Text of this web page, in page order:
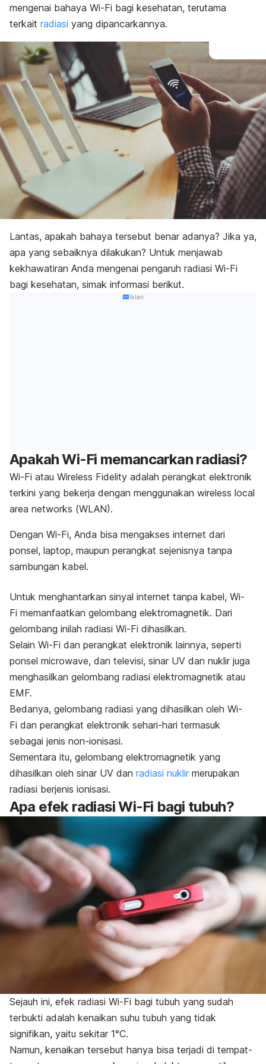
mengenai bahaya Wi-Fi bagi kesehatan, terutama
terkait radiasi yang dipancarkannya.
Lantas, apakah bahaya tersebut benar adanya? Jika ya,
apa yang sebaiknya dilakukan? Untuk menjawab
kekhawatiran Anda mengenai pengaruh radiasi Wi-Fi
bagi kesehatan, simak informasi berikut.
Iklan
Apakah Wi-Fi memancarkan radiasi?
Wi-Fi atau Wireless Fidelity adalah perangkat elektronik
terkini yang bekerja dengan menggunakan wireless local
area networks (WLAN).
Dengan Wi-Fi, Anda bisa mengakses internet dari
ponsel, laptop, maupun perangkat sejenisnya tanpa
sambungan kabel.
Untuk menghantarkan sinyal internet tanpa kabel, Wi-
Fi memanfaatkan gelombang elektromagnetik. Dari
gelombang inilah radiasi Wi-Fi dihasilkan.
Selain Wi-Fi dan perangkat elektronik lainnya, seperti
ponsel microwave, dan televisi, sinar UV dan nuklir juga
menghasilkan gelombang radiasi elektromagnetik atau
EMF.
Bedanya, gelombang radiasi yang dihasilkan oleh Wi-
Fi dan perangkat elektronik sehari-hari termasuk
sebagai jenis non-ionisasi.
Sementara itu, gelombang elektromagnetik yang
dihasilkan oleh sinar UV dan radiasi nuklir merupakan
radiasi berjenis ionisasi.
Apa efek radiasi Wi-Fi bagi tubuh?
Sejauh ini, efek radiasi Wi-Fi bagi tubuh yang sudah
terbukti adalah kenaikan suhu tubuh yang tidak
signifikan, yaitu sekitar 1°C.
Namun, kenaikan tersebut hanya bisa terjadi di tempat-